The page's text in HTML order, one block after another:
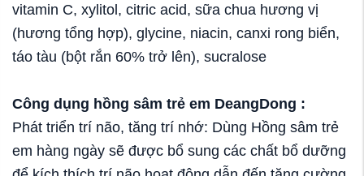
vitamin C, xylitol, citric acid, sữa chua hương vị
(hương tổng hợp), glycine, niacin, canxi rong biển,
táo tàu (bột rắn 60% trở lên), sucralose
Công dụng hồng sâm trẻ em DeangDong :
Phát triển trí não, tăng trí nhớ: Dùng Hồng sâm trẻ
em hàng ngày sẽ được bổ sung các chất bổ dưỡng